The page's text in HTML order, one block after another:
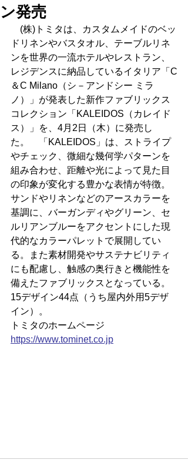
ン発売
(株)トミタは、カスタムメイドのベッ
ドリネンやバスタオル、テーブルリネ
ンを世界の一流ホテルやレストラン、
レジデンスに納品しているイタリア「C
＆C Milano（シ－アンドシー ミラ
ノ）」が発表した新作ファブリックス
コレクション「KALEIDOS（カレイド
ス）」を、4月2日（木）に発売し
た。　「KALEIDOS」は、ストライプ
やチェック、微細な幾何学パターンを
組み合わせ、距離や光によって見た目
の印象が変化する豊かな表情が特徴。
サンドやリネンなどのアースカラーを
基調に、バーガンディやグリーン、セ
ルリアンブルーをアクセントにした現
代的なカラーパレットで展開してい
る。また素材開発やサステナビリティ
にも配慮し、触感の奥行きと機能性を
備えたファブリックスとなっている。
15デザイン44点（うち屋内外用5デザ
イン）。
トミタのホームページ
https://www.tominet.co.jp